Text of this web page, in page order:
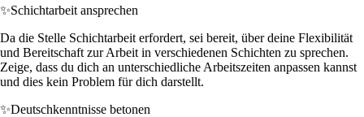
✨Schichtarbeit ansprechen
Da die Stelle Schichtarbeit erfordert, sei bereit, über deine Flexibilität
und Bereitschaft zur Arbeit in verschiedenen Schichten zu sprechen.
Zeige, dass du dich an unterschiedliche Arbeitszeiten anpassen kannst
und dies kein Problem für dich darstellt.
✨Deutschkenntnisse betonen